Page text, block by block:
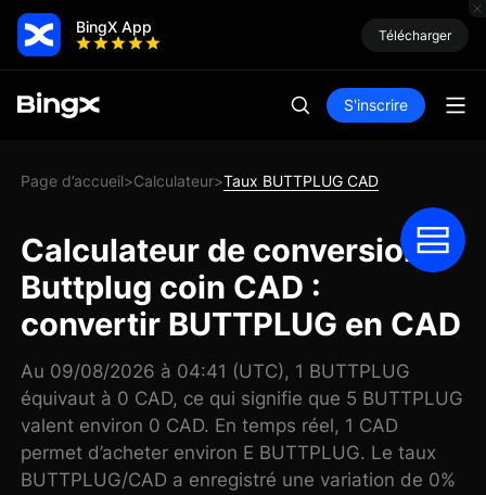
BingX App Télécharger
S'inscrire
Page d’accueil>Calculateur>Taux BUTTPLUG CAD
Calculateur de conversion
Buttplug coin CAD :
convertir BUTTPLUG en CAD
Au 09/08/2026 à 04:41 (UTC), 1 BUTTPLUG
équivaut à 0 CAD, ce qui signifie que 5 BUTTPLUG
valent environ 0 CAD. En temps réel, 1 CAD
permet d’acheter environ E BUTTPLUG. Le taux
BUTTPLUG/CAD a enregistré une variation de 0%